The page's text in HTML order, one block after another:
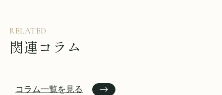
RELATED
関連コラム
コラム一覧を見る